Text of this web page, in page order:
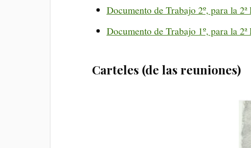
Documento de Trabajo 2º, para la
Documento de Trabajo 1º, para la
Carteles (de las reuniones)